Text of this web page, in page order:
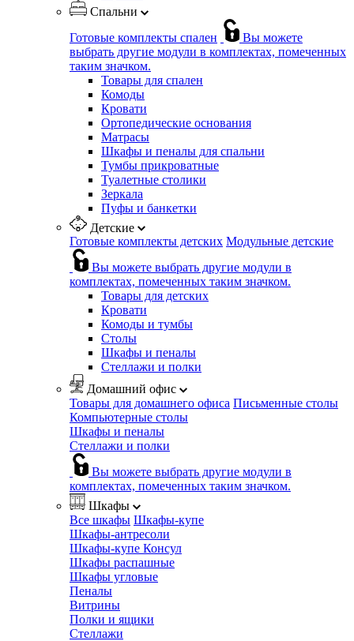
Спальни
Готовые комплекты спален
Вы можете
выбрать другие модули в комплектах, помеченных
таким значком.
Товары для спален
Комоды
Кровати
Ортопедические основания
Матрасы
Шкафы и пеналы для спальни
Тумбы прикроватные
Туалетные столики
Зеркала
Пуфы и банкетки
Детские
Готовые комплекты детских Модульные детские
Вы можете выбрать другие модули в
комплектах, помеченных таким значком.
Товары для детских
Кровати
Комоды и тумбы
Столы
Шкафы и пеналы
Стеллажи и полки
Домашний офис
Товары для домашнего офиса Письменные столы
Компьютерные столы
Шкафы и пеналы
Стеллажи и полки
Вы можете выбрать другие модули в
комплектах, помеченных таким значком.
Шкафы
Все шкафы Шкафы-купе
Шкафы-антресоли
Шкафы-купе Консул
Шкафы распашные
Шкафы угловые
Пеналы
Витрины
Полки и ящики
Стеллажи